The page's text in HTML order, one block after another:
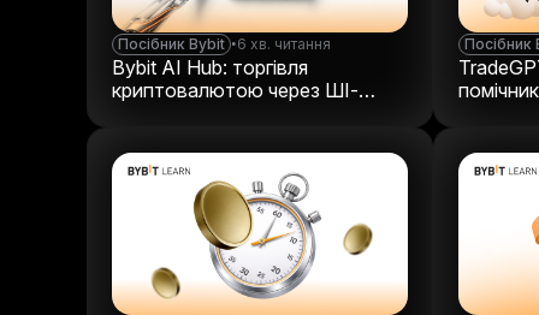
Посібник Bybit •6 хв. читання
Bybit AI Hub: торгівля
криптовалютою через ШІ-
Посібник